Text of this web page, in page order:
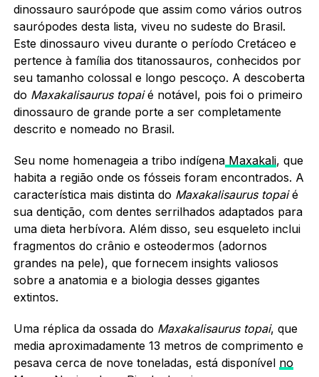
dinossauro saurópode que assim como vários outros
saurópodes desta lista, viveu no sudeste do Brasil.
Este dinossauro viveu durante o período Cretáceo e
pertence à família dos titanossauros, conhecidos por
seu tamanho colossal e longo pescoço. A descoberta
do Maxakalisaurus topaié notável, pois foi o primeiro
dinossauro de grande porte a ser completamente
descrito e nomeado no Brasil.
Seu nome homenageia a tribo indígenaMaxakali, que
habita a região onde os fósseis foram encontrados. A
característica mais distinta do Maxakalisaurus topaié
sua dentição, com dentes serrilhados adaptados para
uma dieta herbívora. Além disso, seu esqueleto inclui
fragmentos do crânio e osteodermos (adornos
grandes na pele), que fornecem insights valiosos
sobre a anatomia e a biologia desses gigantes
extintos.
Uma réplica da ossada do Maxakalisaurus topai, que
media aproximadamente 13 metros de comprimento e
pesava cerca de nove toneladas, está disponível no